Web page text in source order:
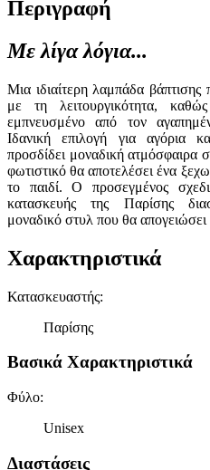
Περιγραφή
Με λίγα λόγια...
Μια ιδιαίτερη λαμπάδα βάπτισης
με τη λειτουργικότητα,
εμπνευσμένο από τον
Ιδανική επιλογή για αγόρια
προσδίδει μοναδική ατμόσφαιρα
φωτιστικό θα αποτελέσει ένα
το παιδί. Ο προσεγμένος
κατασκευής της Παρίσης
μοναδικό στυλ που θα απογειώσει
Χαρακτηριστικά
Κατασκευαστής:
Παρίσης
Βασικά Χαρακτηριστικά
Φύλο:
Unisex
Διαστάσεις